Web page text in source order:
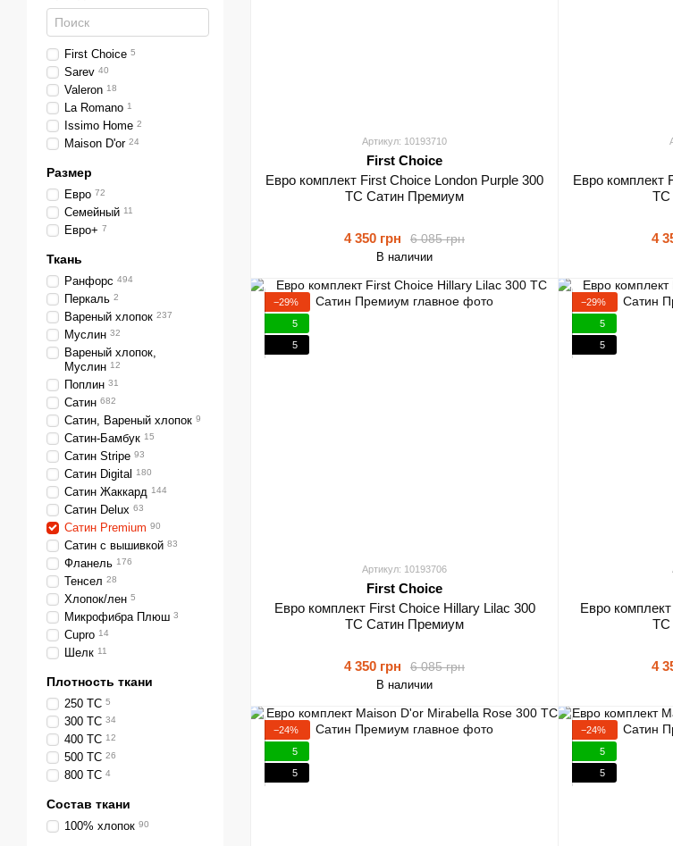
Артикул: 10193710
First Choice
Евро комплект First Choice London Purple 300
TC Сатин Премиум
6 085 грн
4 350 грн
В наличии
Евро комплект
4
−29%
5
5
Артикул: 10193706
First Choice
Евро комплект First Choice Hillary Lilaс 300
TC Сатин Премиум
6 085 грн
4 350 грн
В наличии
−29%
5
5
Евро
4
−24%
5
5
−24%
5
5
First Choice 5
Sarev 40
Valeron 18
La Romano 1
Issimo Home 2
Maison D'or 24
Размер
Евро 72
Семейный 11
Евро+ 7
Ткань
Ранфорс 494
Перкаль 2
Вареный хлопок 237
Муслин 32
Вареный хлопок,
Муслин 12
Поплин 31
Сатин 682
Сатин, Вареный хлопок 9
Сатин-Бамбук 15
Сатин Stripe 93
Сатин Digital 180
Сатин Жаккард 144
Сатин Delux 63
Сатин Premium 90
Сатин с вышивкой 83
Фланель 176
Тенсел 28
Хлопок/лен 5
Микрофибра Плюш 3
Cupro 14
Шелк 11
Плотность ткани
250 TC 5
300 TC 34
400 ТС 12
500 ТС 26
800 ТС 4
Состав ткани
100% хлопок 90